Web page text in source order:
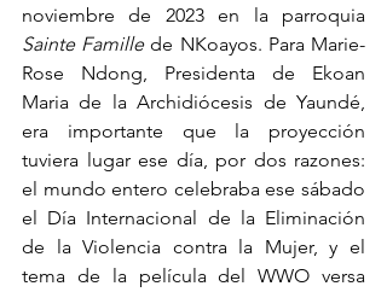
Sainte Famille de NKoayos. Para Marie-
Rose Ndong, Presidenta de Ekoan
Maria de la Archidiócesis de Yaundé,
era importante que la proyección
tuviera lugar ese día, por dos razones:
el mundo entero celebraba ese sábado
el Día Internacional de la Eliminación
de la Violencia contra la Mujer, y el
tema de la película del WWO versa